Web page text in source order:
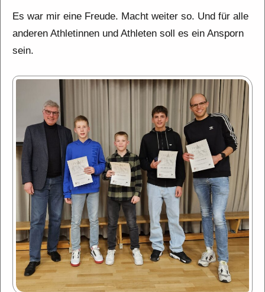
Es war mir eine Freude. Macht weiter so. Und für alle
anderen Athletinnen und Athleten soll es ein Ansporn
sein.